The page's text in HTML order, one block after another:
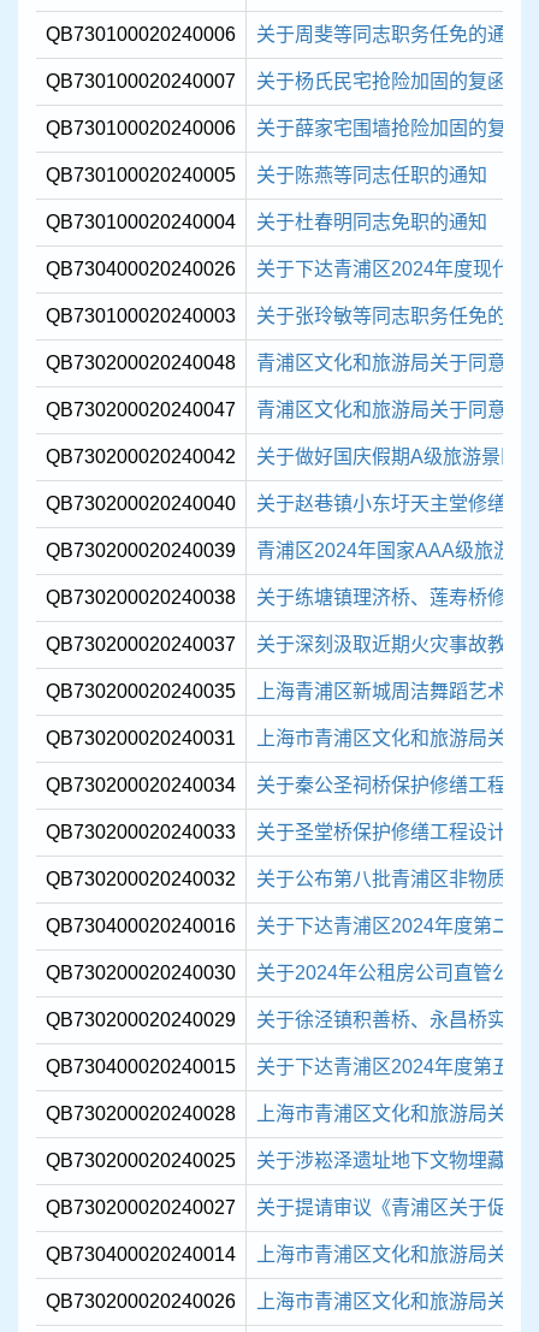
QB730100020240006 关于周斐等同志职务任免的通知
QB730100020240007 关于杨氏民宅抢险加固的复函
QB730100020240006 关于薛家宅围墙抢险加固的复函
QB730100020240005 关于陈燕等同志任职的通知
QB730100020240004 关于杜春明同志免职的通知
QB730400020240026 关于下达青浦区2024年度现代服
QB730100020240003 关于张玲敏等同志职务任免的通
QB730200020240048 青浦区文化和旅游局关于同意成
QB730200020240047 青浦区文化和旅游局关于同意注
QB730200020240042 关于做好国庆假期A级旅游景区
QB730200020240040 关于赵巷镇小东圩天主堂修缮工
QB730200020240039 青浦区2024年国家AAA级旅游景
QB730200020240038 关于练塘镇理济桥、莲寿桥修缮
QB730200020240037 关于深刻汲取近期火灾事故教训
QB730200020240035 上海青浦区新城周洁舞蹈艺术专
QB730200020240031 上海市青浦区文化和旅游局关于
QB730200020240034 关于秦公圣祠桥保护修缮工程设
QB730200020240033 关于圣堂桥保护修缮工程设计方
QB730200020240032 关于公布第八批青浦区非物质文
QB730400020240016 关于下达青浦区2024年度第二
QB730200020240030 关于2024年公租房公司直管公
QB730200020240029 关于徐泾镇积善桥、永昌桥实施
QB730400020240015 关于下达青浦区2024年度第五批
QB730200020240028 上海市青浦区文化和旅游局关于
QB730200020240025 关于涉崧泽遗址地下文物埋藏区
QB730200020240027 关于提请审议《青浦区关于促进
QB730400020240014 上海市青浦区文化和旅游局关于
QB730200020240026 上海市青浦区文化和旅游局关于